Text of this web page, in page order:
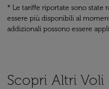
* Le tariffe riportate sono state
essere più disponibili al
addizionali possono essere
Scopri Altri Voli